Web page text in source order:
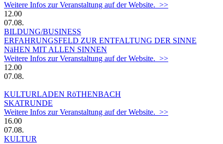
Weitere Infos zur Veranstaltung auf der Website. >>
12.00
07.08.
BILDUNG/BUSINESS
ERFAHRUNGSFELD ZUR ENTFALTUNG DER SINNE
NäHEN MIT ALLEN SINNEN
Weitere Infos zur Veranstaltung auf der Website. >>
12.00
07.08.
KULTURLADEN RöTHENBACH
SKATRUNDE
Weitere Infos zur Veranstaltung auf der Website. >>
16.00
07.08.
KULTUR